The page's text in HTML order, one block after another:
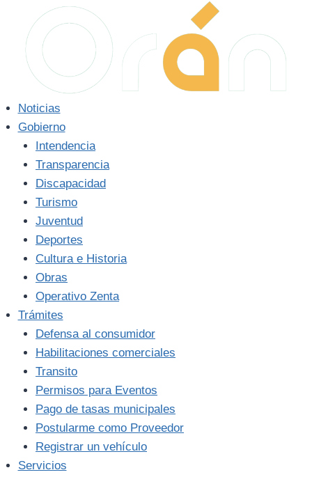
contenido
Noticias
Gobierno
Intendencia
Transparencia
Discapacidad
Turismo
Juventud
Deportes
Cultura e Historia
Obras
Operativo Zenta
Trámites
Defensa al consumidor
Habilitaciones comerciales
Transito
Permisos para Eventos
Pago de tasas municipales
Postularme como Proveedor
Registrar un vehículo
Servicios